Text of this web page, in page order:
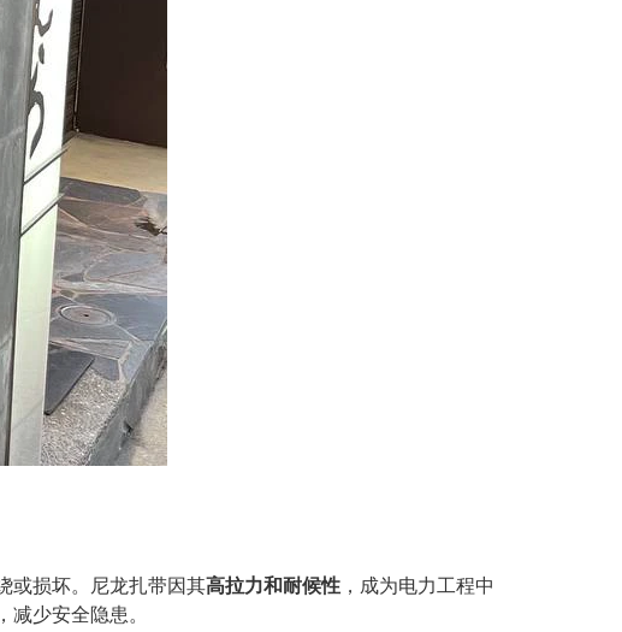
或损坏。尼龙扎带因其高拉力和耐候性 ，成为电力工程中
少安全隐患。